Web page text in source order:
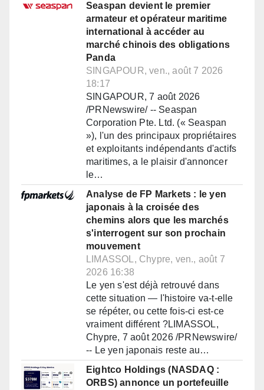
Seaspan devient le premier
armateur et opérateur maritime
international à accéder au
marché chinois des obligations
Panda
SINGAPOUR, ven., août 7 2026
18:17
SINGAPOUR, 7 août 2026
/PRNewswire/ -- Seaspan
Corporation Pte. Ltd. (« Seaspan
»), l'un des principaux propriétaires
et exploitants indépendants d'actifs
maritimes, a le plaisir d'annoncer
le…
Analyse de FP Markets : le yen
japonais à la croisée des
chemins alors que les marchés
s'interrogent sur son prochain
mouvement
LIMASSOL, Chypre, ven., août 7
2026 16:38
Le yen s'est déjà retrouvé dans
cette situation — l'histoire va-t-elle
se répéter, ou cette fois-ci est-ce
vraiment différent ?LIMASSOL,
Chypre, 7 août 2026 /PRNewswire/
-- Le yen japonais reste au…
Eightco Holdings (NASDAQ :
ORBS) annonce un portefeuille